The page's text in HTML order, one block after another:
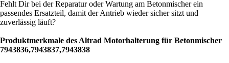
Fehlt Dir bei der Reparatur oder Wartung am Betonmischer ein
passendes Ersatzteil, damit der Antrieb wieder sicher sitzt und
zuverlässig läuft?
Produktmerkmale des Altrad Motorhalterung für Betonmischer
7943836,7943837,7943838